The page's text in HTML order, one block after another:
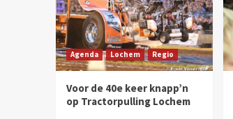
Agenda Lochem Regio
Voor de 40e keer knapp’n
op Tractorpulling Lochem